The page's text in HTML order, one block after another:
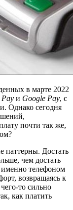
в марте 2022
Pay и Google Pay, с
Однако сегодня
почти так же,
паттерны. Достать
чем достать
именно телефоном
возвращаясь к
то сильно
как платить